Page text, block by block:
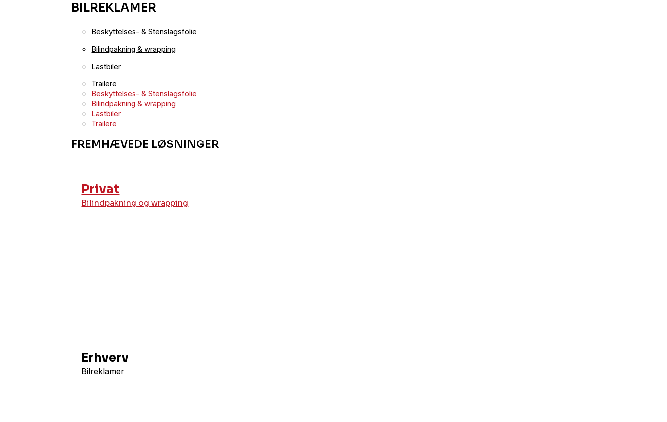
BILREKLAMER
Beskyttelses- & Stenslagsfolie
Bilindpakning & wrapping
Lastbiler
Trailere
Beskyttelses- & Stenslagsfolie
Bilindpakning & wrapping
Lastbiler
Trailere
FREMHÆVEDE LØSNINGER
Privat
Bilindpakning og wrapping
Erhverv
Bilreklamer